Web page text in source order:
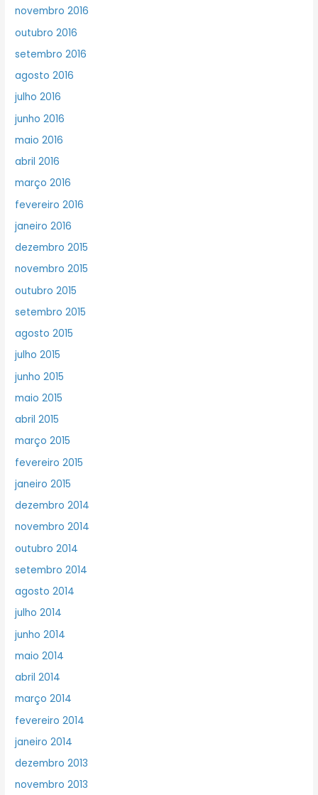
novembro 2016
outubro 2016
setembro 2016
agosto 2016
julho 2016
junho 2016
maio 2016
abril 2016
março 2016
fevereiro 2016
janeiro 2016
dezembro 2015
novembro 2015
outubro 2015
setembro 2015
agosto 2015
julho 2015
junho 2015
maio 2015
abril 2015
março 2015
fevereiro 2015
janeiro 2015
dezembro 2014
novembro 2014
outubro 2014
setembro 2014
agosto 2014
julho 2014
junho 2014
maio 2014
abril 2014
março 2014
fevereiro 2014
janeiro 2014
dezembro 2013
novembro 2013